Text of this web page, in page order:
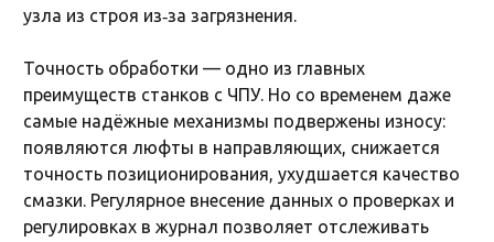
узла из строя из‑за загрязнения.
Точность обработки — одно из главных
преимуществ станков с ЧПУ. Но со временем даже
самые надёжные механизмы подвержены износу:
появляются люфты в направляющих, снижается
точность позиционирования, ухудшается качество
смазки. Регулярное внесение данных о проверках и
регулировках в журнал позволяет отслеживать